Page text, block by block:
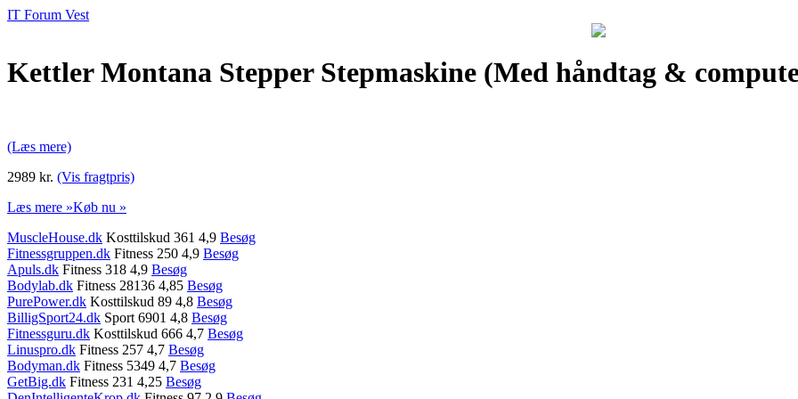
IT Forum Vest
Kettler Montana Stepper Stepmaskine (Med håndtag &
(Læs mere)
2989 kr. (Vis fragtpris)
Læs mere »Køb nu »
MuscleHouse.dk Kosttilskud 361 4,9 Besøg
Fitnessgruppen.dk Fitness 250 4,9 Besøg
Apuls.dk Fitness 318 4,9 Besøg
Bodylab.dk Fitness 28136 4,85 Besøg
PurePower.dk Kosttilskud 89 4,8 Besøg
BilligSport24.dk Sport 6901 4,8 Besøg
Fitnessguru.dk Kosttilskud 666 4,7 Besøg
Linuspro.dk Fitness 257 4,7 Besøg
Bodyman.dk Fitness 5349 4,7 Besøg
GetBig.dk Fitness 231 4,25 Besøg